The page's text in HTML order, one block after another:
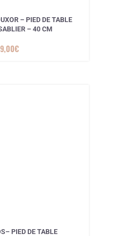
– PIED DE TABLE
– 40 CM
€
PIED DE TABLE